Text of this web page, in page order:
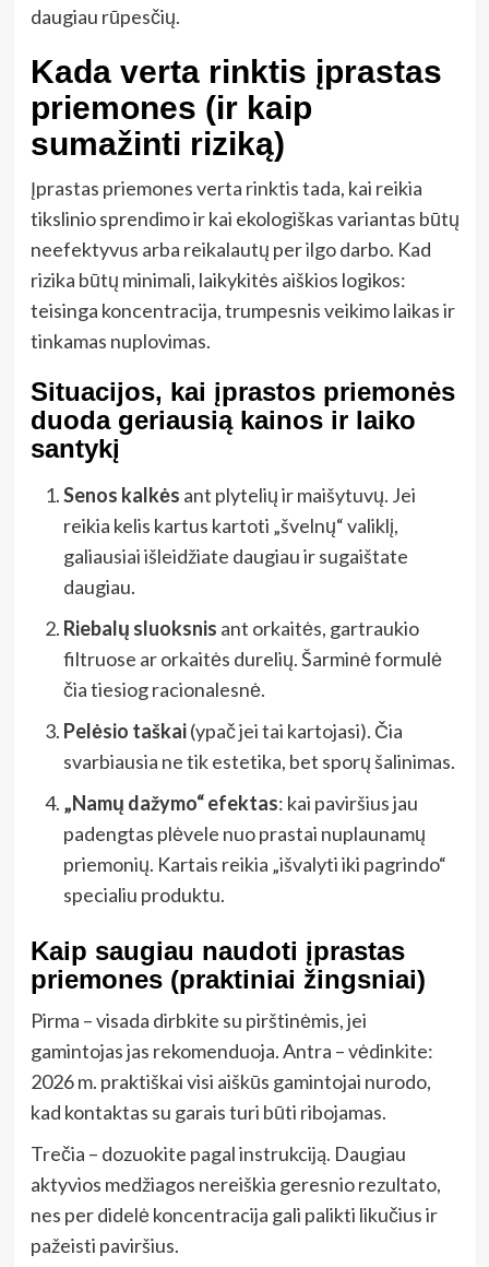
daugiau rūpesčių.
Kada verta rinktis įprastas
priemones (ir kaip
sumažinti riziką)
Įprastas priemones verta rinktis tada, kai reikia
tikslinio sprendimo ir kai ekologiškas variantas būtų
neefektyvus arba reikalautų per ilgo darbo. Kad
rizika būtų minimali, laikykitės aiškios logikos:
teisinga koncentracija, trumpesnis veikimo laikas ir
tinkamas nuplovimas.
Situacijos, kai įprastos priemonės
duoda geriausią kainos ir laiko
santykį
Senos kalkės ant plytelių ir maišytuvų. Jei
reikia kelis kartus kartoti „švelnų“ valiklį,
galiausiai išleidžiate daugiau ir sugaištate
daugiau.
Riebalų sluoksnis ant orkaitės, gartraukio
filtruose ar orkaitės durelių. Šarminė formulė
čia tiesiog racionalesnė.
Pelėsio taškai(ypač jei tai kartojasi). Čia
svarbiausia ne tik estetika, bet sporų šalinimas.
„Namų dažymo“ efektas: kai paviršius jau
padengtas plėvele nuo prastai nuplaunamų
priemonių. Kartais reikia „išvalyti iki pagrindo“
specialiu produktu.
Kaip saugiau naudoti įprastas
priemones (praktiniai žingsniai)
Pirma – visada dirbkite su pirštinėmis, jei
gamintojas jas rekomenduoja. Antra – vėdinkite:
2026 m. praktiškai visi aiškūs gamintojai nurodo,
kad kontaktas su garais turi būti ribojamas.
Trečia – dozuokite pagal instrukciją. Daugiau
aktyvios medžiagos nereiškia geresnio rezultato,
nes per didelė koncentracija gali palikti likučius ir
pažeisti paviršius.